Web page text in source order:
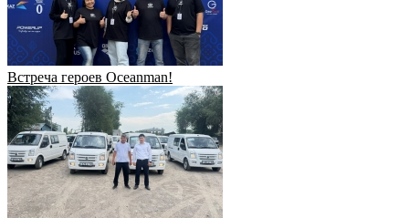
Встреча героев Oceanman!